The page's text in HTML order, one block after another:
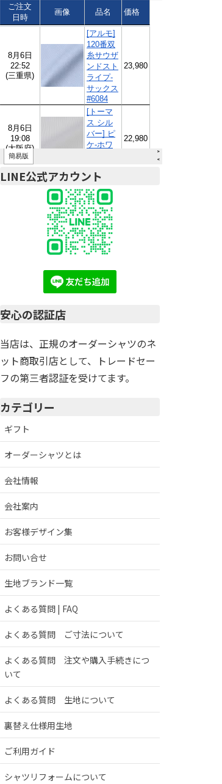
LINE公式アカウント
安心の認証店
当店は、正規のオーダーシャツのネ
ット商取引店として、トレードセー
フの第三者認証を受けてます。
カテゴリー
ギフト
オーダーシャツとは
会社情報
会社案内
お客様デザイン集
お問い合せ
生地ブランド一覧
よくある質問 | FAQ
よくある質問 ご寸法について
よくある質問 注文や購入手続きにつ
いて
よくある質問 生地について
裏替え仕様用生地
ご利用ガイド
シャツリフォームについて